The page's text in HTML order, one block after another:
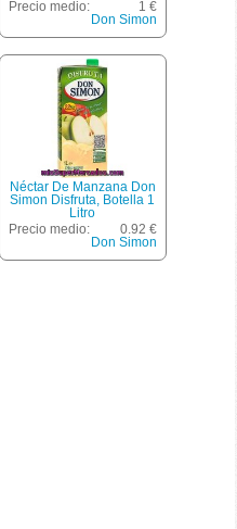
Precio medio:
1 €
Don Simon
Néctar De Manzana Don
Simon Disfruta, Botella 1
Litro
Precio medio:
0.92 €
Don Simon